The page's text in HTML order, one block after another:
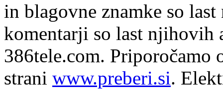
in blagovne znamke so
komentarji so last njihovih
386tele.com. Priporočamo
strani www.preberi.si.